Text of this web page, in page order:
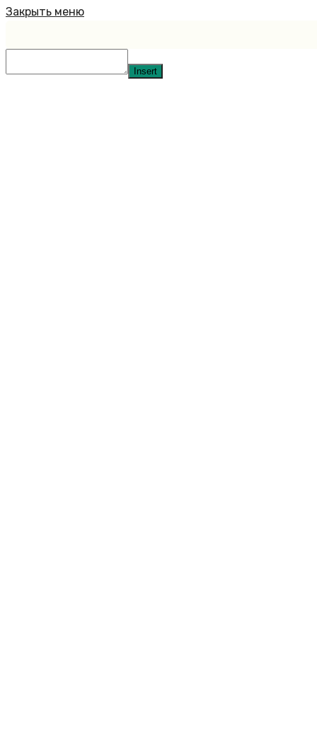
Закрыть меню
Insert